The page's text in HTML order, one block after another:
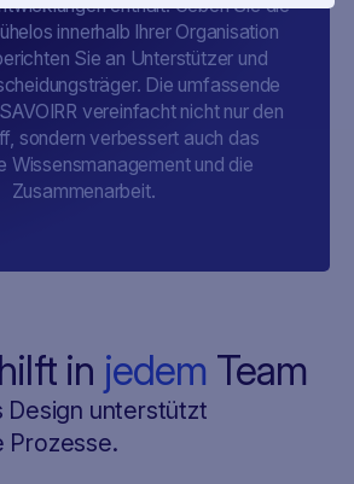
enthält. Geben Sie die
innerhalb Ihrer Organisation
Sie an Unterstützer und
Die umfassende
vereinfacht nicht nur den
sondern verbessert auch das
Wissensmanagement und die
Zusammenarbeit.
in jedem Team
Design unterstützt
Prozesse.